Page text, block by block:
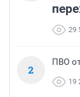
29
2
ПВО
19